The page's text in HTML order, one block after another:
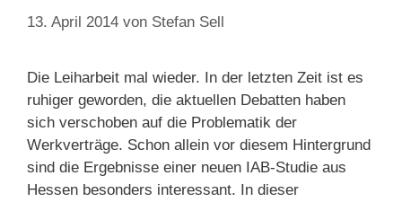
13. April 2014 von Stefan Sell
Die Leiharbeit mal wieder. In der letzten Zeit ist es
ruhiger geworden, die aktuellen Debatten haben
sich verschoben auf die Problematik der
Werkverträge. Schon allein vor diesem Hintergrund
sind die Ergebnisse einer neuen IAB-Studie aus
Hessen besonders interessant. In dieser